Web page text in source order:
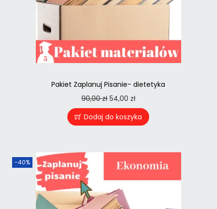
Pakiet Zaplanuj Pisanie- dietetyka
90,00zł 54,00 zł
Dodaj do koszyka
-40%